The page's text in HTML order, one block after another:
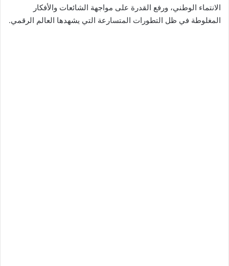
الانتماء الوطني، ورفع القدرة على مواجهة الشائعات والأفكار
المغلوطة في ظل التطورات المتسارعة التي يشهدها العالم الرقمي.